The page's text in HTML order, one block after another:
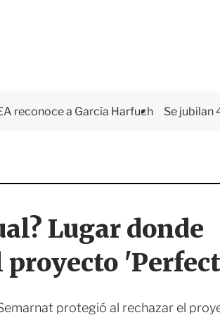
reconoce a García Harfuch Se jubilan
Lugar donde
protegió al rechazar el